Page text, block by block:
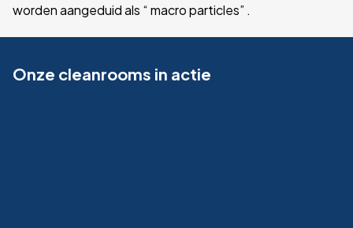
worden aangeduid als “ macro particles” .
Onze cleanrooms in actie